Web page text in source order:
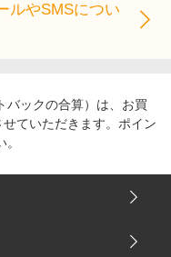
ルやSMSについ
バックの合算）は、お買
ていただきます。ポイン